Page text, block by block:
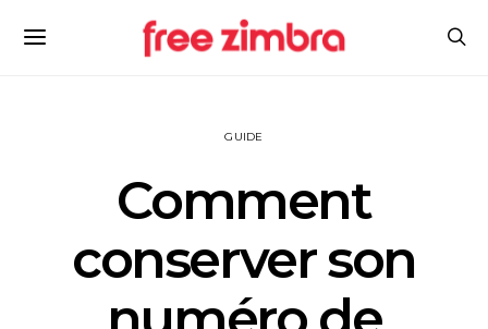
GUIDE
Comment
conserver son